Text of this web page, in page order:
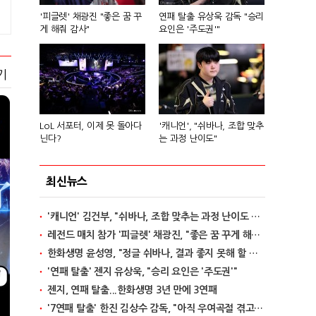
'피글렛' 채광진 "좋은 꿈 꾸
게 해줘 감사"
연패 탈출 유상욱 감독 "승리
요인은 '주도권'"
LoL 서포터, 이제 못 돌아다
닌다?
'캐니언', "쉬바나, 조합 맞추
는 과정 난이도"
최신뉴스
'캐니언' 김건부, "쉬바나, 조합 맞추는 과정 난이도 있어"
레전드 매치 참가 '피글렛' 채광진, "좋은 꿈 꾸게 해줘 감사"
한화생명 윤성영, "정글 쉬바나, 결과 좋지 못해 할 말 없어"
'연패 탈출' 젠지 유상욱, "승리 요인은 '주도권'"
젠지, 연패 탈출...한화생명 3년 만에 3연패
'7연패 탈출' 한진 김상수 감독, "아직 우여곡절 겪고 있다"